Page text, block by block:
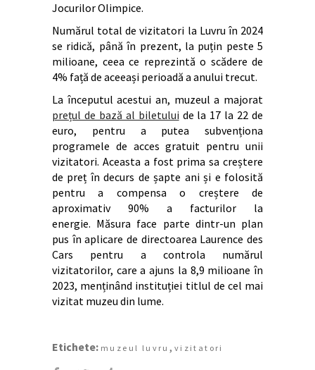
Jocurilor Olimpice.
Numărul total de vizitatori la Luvru în 2024
se ridică, până în prezent, la puțin peste 5
milioane, ceea ce reprezintă o scădere de
4% față de aceeași perioadă a anului trecut.
La începutul acestui an, muzeul a majorat
prețul de bază al biletului de la 17 la 22 de
euro, pentru a putea subvenționa
programele de acces gratuit pentru unii
vizitatori. Aceasta a fost prima sa creștere
de preț în decurs de șapte ani și e folosită
pentru a compensa o creștere de
aproximativ 90% a facturilor la
energie. Măsura face parte dintr-un plan
pus în aplicare de directoarea Laurence des
Cars pentru a controla numărul
vizitatorilor, care a ajuns la 8,9 milioane în
2023, menținând instituției titlul de cel mai
vizitat muzeu din lume.
Etichete: muzeul luvru , vizitatori